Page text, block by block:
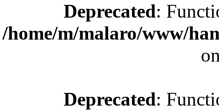
Deprecated:
/home/m/malaro/www/
Deprecated: